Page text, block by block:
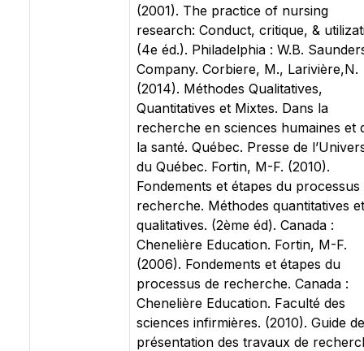
(2001). The practice of nursing
research: Conduct, critique, &
(4e éd.). Philadelphia : W.B.
Company. Corbiere, M., Larivière,N.
(2014). Méthodes Qualitatives,
Quantitatives et Mixtes. Dans la
recherche en sciences humaines et
la santé. Québec. Presse de
du Québec. Fortin, M-F. (2010).
Fondements et étapes du processus
recherche. Méthodes quantitatives et
qualitatives. (2ème éd). Canada :
Chenelière Education. Fortin, M-F.
(2006). Fondements et étapes du
processus de recherche. Canada :
Chenelière Education. Faculté des
sciences infirmières. (2010). Guide de
présentation des travaux de